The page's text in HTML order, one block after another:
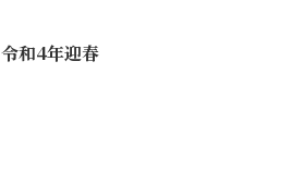
令和4年迎春